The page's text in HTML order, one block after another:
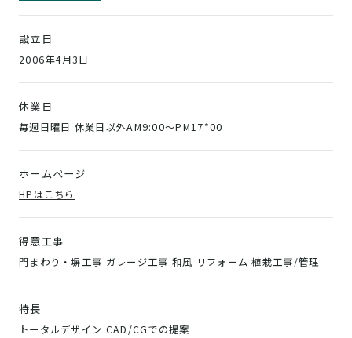
設立日
2006年4月3日
休業日
毎週日曜日 休業日以外AM9:00～PM17*00
ホームページ
HPはこちら
得意工事
門まわり・塀工事 ガレージ工事 和風 リフォーム 植栽工事/管理
特長
トータルデザイン CAD/CGでの提案